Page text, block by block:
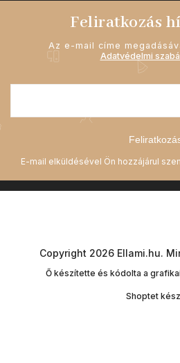
Feliratkozás
Az e-mail címe
Adatvédelmi
Shoptet
Copyright 2026 Ellami.hu.
Ő készítette és kódolta a